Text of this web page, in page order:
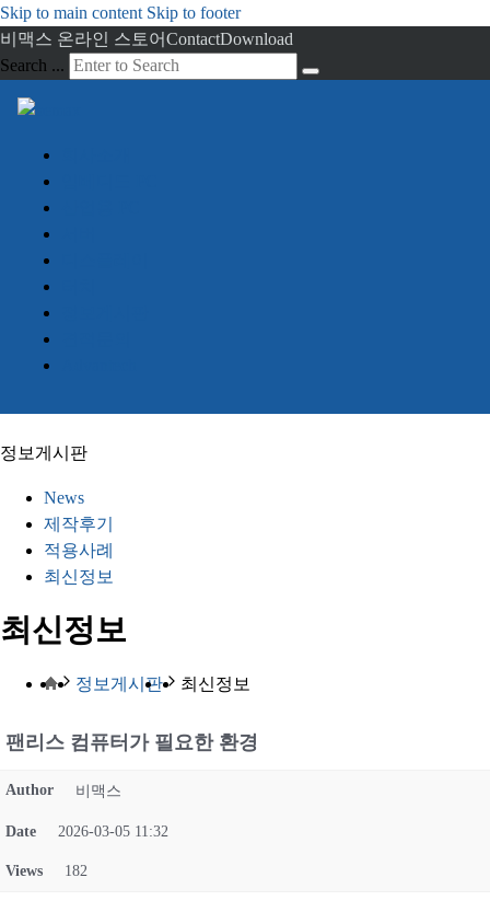
Skip to main content Skip to footer
비맥스 온라인 스토어ContactDownload
Search ...
정보게시판
News
제작후기
적용사례
최신정보
최신정보
정보게시판 최신정보
팬리스 컴퓨터가 필요한 환경
Author 비맥스
Date 2026-03-05 11:32
Views 182